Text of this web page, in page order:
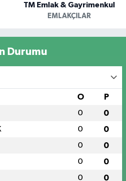
TM Emlak & Gayrimenkul
EMLAKÇILAR
Durumu
O P
0 0
0 0
0 0
0 0
0 0